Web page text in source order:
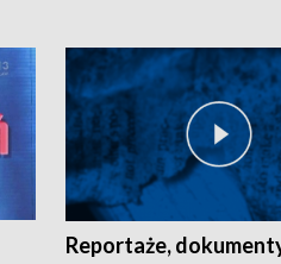
Reportaże,